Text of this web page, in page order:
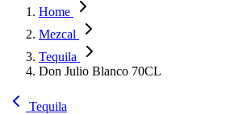
Home
Mezcal
Tequila
Don Julio Blanco 70CL
Tequila